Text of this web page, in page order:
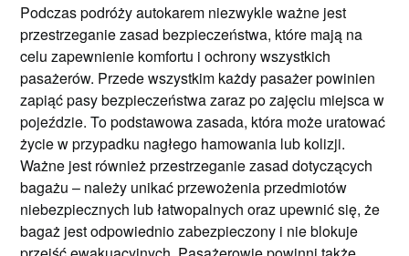
Podczas podróży autokarem niezwykle ważne jest
przestrzeganie zasad bezpieczeństwa, które mają na
celu zapewnienie komfortu i ochrony wszystkich
pasażerów. Przede wszystkim każdy pasażer powinien
zapiąć pasy bezpieczeństwa zaraz po zajęciu miejsca w
pojeździe. To podstawowa zasada, która może uratować
życie w przypadku nagłego hamowania lub kolizji.
Ważne jest również przestrzeganie zasad dotyczących
bagażu – należy unikać przewożenia przedmiotów
niebezpiecznych lub łatwopalnych oraz upewnić się, że
bagaż jest odpowiednio zabezpieczony i nie blokuje